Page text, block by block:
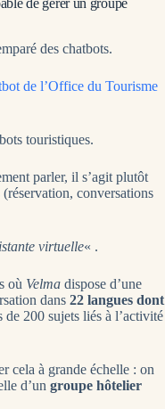
des chatbots.
de l’Office du Tourisme
touristiques.
parler, il s’agit plutôt
conversations
virtuelle« .
où Velma dispose d’une
dans 22 langues dont
de 200 sujets liés à l’activité
cela à grande échelle : on
d’un groupe hôtelier